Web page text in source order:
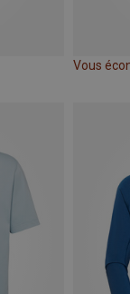
Vous